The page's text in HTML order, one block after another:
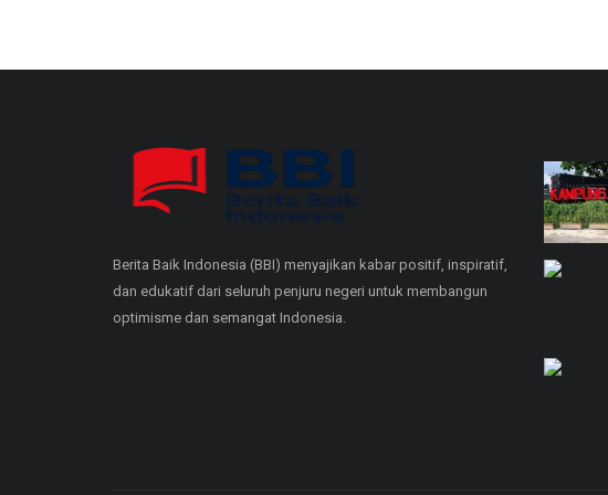
Berita Baik Indonesia (BBI) menyajikan kabar positif, inspiratif,
dan edukatif dari seluruh penjuru negeri untuk membangun
optimisme dan semangat Indonesia.